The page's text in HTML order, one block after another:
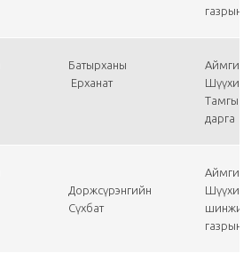
газрын
Батырханы
Ерханат
Тамгын
дарга
Доржсүрэнгийн
Сүхбат
газрын